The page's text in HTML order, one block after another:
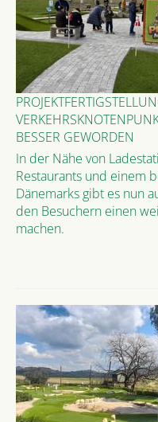
BESSER GEWORDEN
In der Nähe von
Restaurants und einem
Dänemarks gibt es nun
den Besuchern einen
machen.